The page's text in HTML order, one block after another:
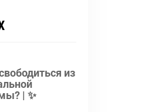
из
| ✨